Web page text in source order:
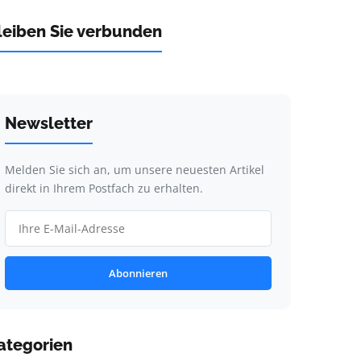
Sie verbunden
Newsletter
Melden Sie sich an, um unsere neuesten Artikel
direkt in Ihrem Postfach zu erhalten.
Abonnieren